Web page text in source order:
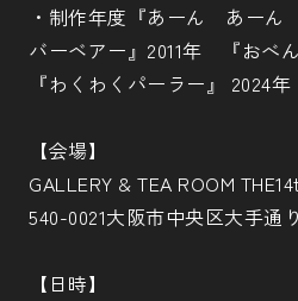
・制作年度『あーん あーん
バーベアー』2011年 『おべ
『わくわくパーラー』 2024年
【会場】
GALLERY & TEA ROOM
540-0021大阪市中央区大手通
【日時】